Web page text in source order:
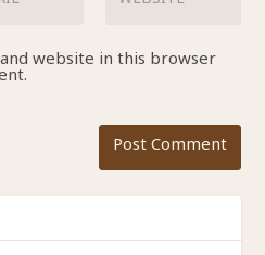
website in this browser